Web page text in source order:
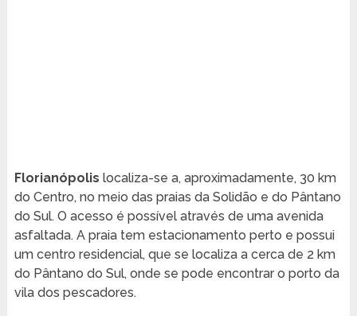
Florianópolis localiza-se a, aproximadamente, 30 km
do Centro, no meio das praias da Solidão e do Pântano
do Sul. O acesso é possível através de uma avenida
asfaltada. A praia tem estacionamento perto e possui
um centro residencial, que se localiza a cerca de 2 km
do Pântano do Sul, onde se pode encontrar o porto da
vila dos pescadores.